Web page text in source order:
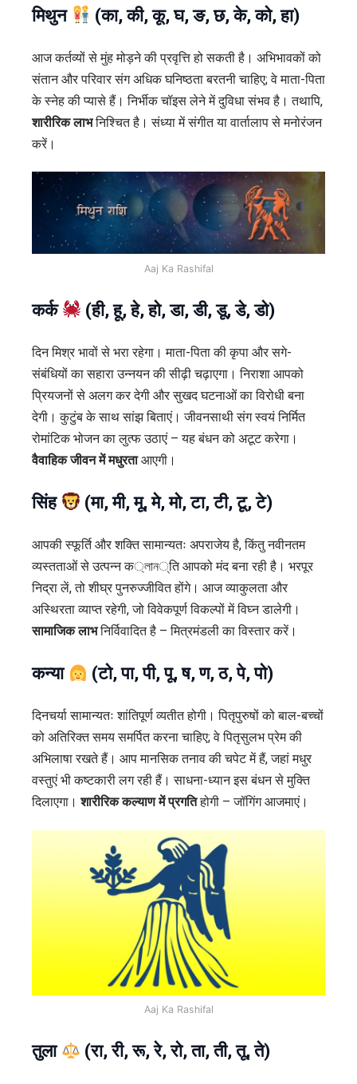
मिथुन (का, की, कू, घ, ङ, छ, के, को, हा)
आज कर्तव्यों से मुंह मोड़ने की प्रवृत्ति हो सकती है। अभिभावकों को
संतान और परिवार संग अधिक घनिष्ठता बरतनी चाहिए; वे माता-पिता
के स्नेह की प्यासे हैं। निर्भीक चॉइस लेने में दुविधा संभव है। तथापि,
शारीरिक लाभनिश्चित है। संध्या में संगीत या वार्तालाप से मनोरंजन
करें।
Aaj Ka Rashifal
कर्क (ही, हू, हे, हो, डा, डी, डू, डे, डो)
दिन मिश्र भावों से भरा रहेगा। माता-पिता की कृपा और सगे-
संबंधियों का सहारा उन्नयन की सीढ़ी चढ़ाएगा। निराशा आपको
प्रियजनों से अलग कर देगी और सुखद घटनाओं का विरोधी बना
देगी। कुटुंब के साथ सांझ बिताएं। जीवनसाथी संग स्वयं निर्मित
रोमांटिक भोजन का लुत्फ उठाएं – यह बंधन को अटूट करेगा।
वैवाहिक जीवन में मधुरताआएगी।
सिंह (मा, मी, मू, मे, मो, टा, टी, टू, टे)
आपकी स्फूर्ति और शक्ति सामान्यतः अपराजेय है, किंतु नवीनतम
व्यस्तताओं से उत्पन्न क্লান्ति आपको मंद बना रही है। भरपूर
निद्रा लें, तो शीघ्र पुनरुज्जीवित होंगे। आज व्याकुलता और
अस्थिरता व्याप्त रहेगी, जो विवेकपूर्ण विकल्पों में विघ्न डालेगी।
सामाजिक लाभनिर्विवादित है – मित्रमंडली का विस्तार करें।
कन्या (टो, पा, पी, पू, ष, ण, ठ, पे, पो)
दिनचर्या सामान्यतः शांतिपूर्ण व्यतीत होगी। पितृपुरुषों को बाल-बच्चों
को अतिरिक्त समय समर्पित करना चाहिए; वे पितृसुलभ प्रेम की
अभिलाषा रखते हैं। आप मानसिक तनाव की चपेट में हैं, जहां मधुर
वस्तुएं भी कष्टकारी लग रही हैं। साधना-ध्यान इस बंधन से मुक्ति
दिलाएगा।शारीरिक कल्याण में प्रगतिहोगी – जॉगिंग आजमाएं।
Aaj Ka Rashifal
तुला (रा, री, रू, रे, रो, ता, ती, तू, ते)